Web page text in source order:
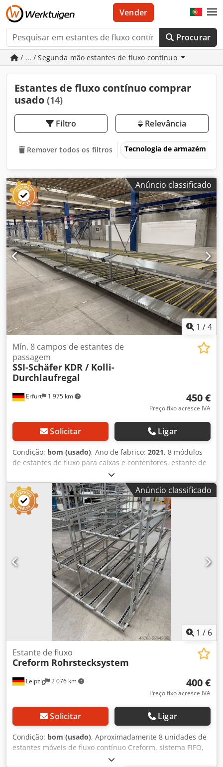
Procurar
Vender
/ ... / Segunda mão estantes de fluxo contínuo
Estantes de fluxo contínuo comprar
usado (14)
Filtro Relevância
Remover todos os filtros Tecnologia de armazém
Anúncio classificado
1 /4
Erfurt 1 975 km
Mín. 8 campos de estantes de
passagem
SSI-Schäfer KDR / Kolli-
Durchlaufregal
450 €
Preço fixo acresce IVA
Solicitar Ligar
Condição: bom (usado), Ano de fabrico: 2021, 8 módulos
de estantes de fluxo para caixas e contentores, estante de
armazenamento, SSI-Schäfer – usado: Preço por módulo no
local: 450 € (sem IVA), incluindo desmontagem, embalagem
e carregamento! Fabricante: SSI-Schäfer Tipo: KDR /
Estante de fluxo para embalagens Ano de fabricação: 2021
Tipo de suporte: P63 Largura do módulo: 2,63 m Carga
máxima por módulo: 2000 kg Cjdpfx Amozpf Hrsverf Altura
útil inferior do vão: 2.200 mm Profundidade da estante de
fluxo: 1,90 m: Carga por vão: 200 kg 2,15 m: Carga por vão:
200 kg Estado: bom Disponibilidade: imediatamente (ainda
precisa ser desmontado) Localização: região de Erfurt
Anúncio classificado
1 / 6
Leipzig 2 076 km
Estante de fluxo
Creform Rohrstecksystem
400 €
Preço fixo acresce IVA
Solicitar Ligar
Condição: bom (usado), Aproximadamente 8 unidades de
estantes móveis de fluxo contínuo Creform, sistema FIFO,
estrutura de absorção/montagem com níveis de fluxo –